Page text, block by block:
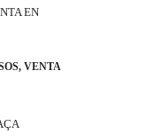
EN
VENTA